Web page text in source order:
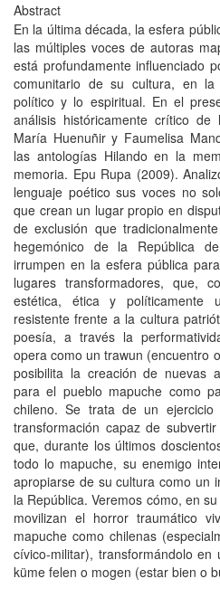
Abstract
En la última década, la esfera
las múltiples voces de autoras
está profundamente influenciado
comunitario de su cultura, en
político y lo espiritual. En el
análisis históricamente crítico
María Huenuñir y Faumelisa
las antologías Hilando en la
memoria. Epu Rupa (2009).
lenguaje poético sus voces no
que crean un lugar propio en
de exclusión que
hegemónico de la República
irrumpen en la esfera pública
lugares transformadores, que,
estética, ética y políticamente
resistente frente a la cultura
poesía, a través la
opera como un trawun (encuentro
posibilita la creación de nuevas
para el pueblo mapuche como
chileno. Se trata de un ejercicio
transformación capaz de
que, durante los últimos
todo lo mapuche, su enemigo
apropiarse de su cultura como un
la República. Veremos cómo, en
movilizan el horror traumático
mapuche como chilenas
cívico-militar), transformándolo
küme felen o mogen (estar bien o